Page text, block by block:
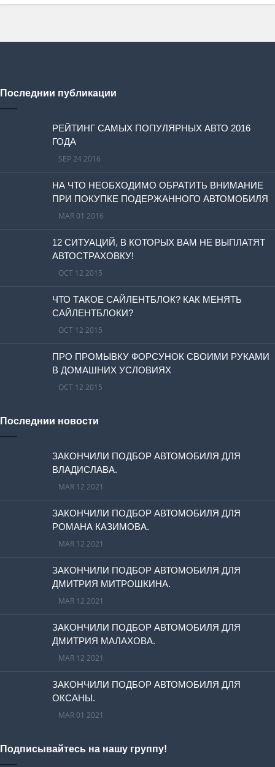
Последнии публикации
РЕЙТИНГ САМЫХ ПОПУЛЯРНЫХ АВТО 2016
ГОДА
SEP 24 2016
НА ЧТО НЕОБХОДИМО ОБРАТИТЬ ВНИМАНИЕ
ПРИ ПОКУПКЕ ПОДЕРЖАННОГО АВТОМОБИЛЯ
MAR 01 2016
12 СИТУАЦИЙ, В КОТОРЫХ ВАМ НЕ ВЫПЛАТЯТ
АВТОСТРАХОВКУ!
OCT 12 2015
ЧТО ТАКОЕ САЙЛЕНТБЛОК? КАК МЕНЯТЬ
САЙЛЕНТБЛОКИ?
OCT 12 2015
ПРО ПРОМЫВКУ ФОРСУНОК СВОИМИ РУКАМИ
В ДОМАШНИХ УСЛОВИЯХ
OCT 12 2015
Последнии новости
ЗАКОНЧИЛИ ПОДБОР АВТОМОБИЛЯ ДЛЯ
ВЛАДИСЛАВА.
MAR 12 2021
ЗАКОНЧИЛИ ПОДБОР АВТОМОБИЛЯ ДЛЯ
РОМАНА КАЗИМОВА.
MAR 12 2021
ЗАКОНЧИЛИ ПОДБОР АВТОМОБИЛЯ ДЛЯ
ДМИТРИЯ МИТРОШКИНА.
MAR 12 2021
ЗАКОНЧИЛИ ПОДБОР АВТОМОБИЛЯ ДЛЯ
ДМИТРИЯ МАЛАХОВА.
MAR 12 2021
ЗАКОНЧИЛИ ПОДБОР АВТОМОБИЛЯ ДЛЯ
ОКСАНЫ.
MAR 01 2021
Подписывайтесь на нашу группу!